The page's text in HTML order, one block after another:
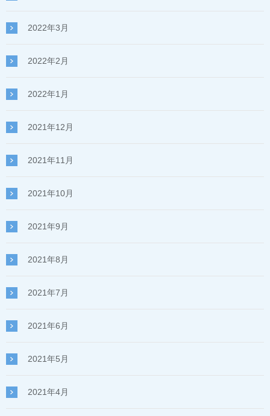
2022年3月
2022年2月
2022年1月
2021年12月
2021年11月
2021年10月
2021年9月
2021年8月
2021年7月
2021年6月
2021年5月
2021年4月